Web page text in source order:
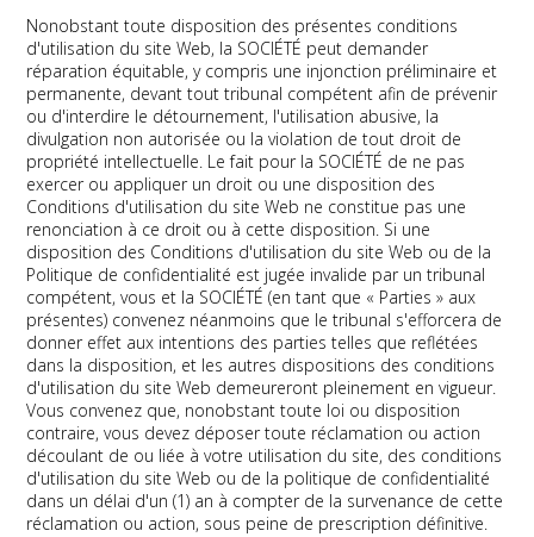
Nonobstant toute disposition des présentes conditions
d'utilisation du site Web, la SOCIÉTÉ peut demander
réparation équitable, y compris une injonction préliminaire et
permanente, devant tout tribunal compétent afin de prévenir
ou d'interdire le détournement, l'utilisation abusive, la
divulgation non autorisée ou la violation de tout droit de
propriété intellectuelle. Le fait pour la SOCIÉTÉ de ne pas
exercer ou appliquer un droit ou une disposition des
Conditions d'utilisation du site Web ne constitue pas une
renonciation à ce droit ou à cette disposition. Si une
disposition des Conditions d'utilisation du site Web ou de la
Politique de confidentialité est jugée invalide par un tribunal
compétent, vous et la SOCIÉTÉ (en tant que « Parties » aux
présentes) convenez néanmoins que le tribunal s'efforcera de
donner effet aux intentions des parties telles que reflétées
dans la disposition, et les autres dispositions des conditions
d'utilisation du site Web demeureront pleinement en vigueur.
Vous convenez que, nonobstant toute loi ou disposition
contraire, vous devez déposer toute réclamation ou action
découlant de ou liée à votre utilisation du site, des conditions
d'utilisation du site Web ou de la politique de confidentialité
dans un délai d'un (1) an à compter de la survenance de cette
réclamation ou action, sous peine de prescription définitive.